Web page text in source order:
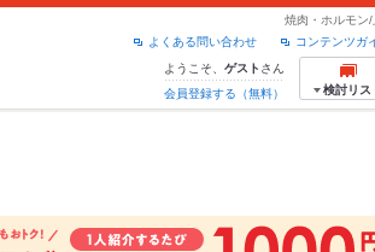
焼肉・ホルモン
コンテンツガ
よくある問い合わせ
ようこそ、 ゲスト さん
会員登録する（無料）
検討リス